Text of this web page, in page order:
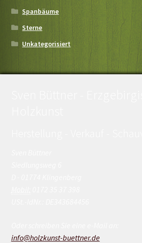
Spanbäume
Sterne
Unkategorisiert
info@holzkunst-buettner.de